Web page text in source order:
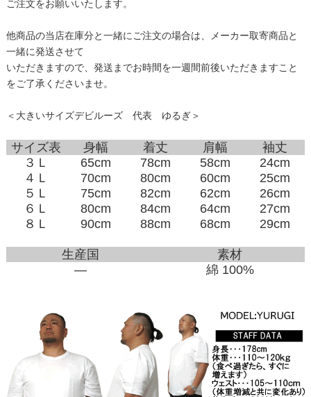
ご注文をお願いいたします。
他商品の当店在庫分と一緒にご注文の場合は、メーカー取寄商品と
一緒に発送させて
いただきますので、発送までお時間を一週間前後いただきますこと
をご了承くださいませ。
＜大きいサイズデビルーズ 代表 ゆるぎ＞
サイズ表 身幅 着丈 肩幅
袖丈
３Ｌ
65cm 78cm 58cm
24cm
４Ｌ
70cm 80cm 60cm
25cm
５Ｌ
75cm 82cm 62cm
26cm
６Ｌ
80cm 84cm 64cm
27cm
８Ｌ
90cm 88cm 68cm 29cm
生産国
素材
―
綿 100%